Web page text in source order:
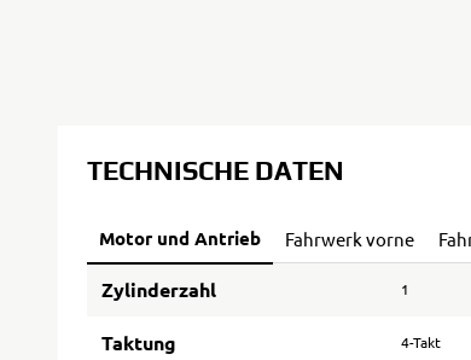
TECHNISCHE DATEN
Motor und Antrieb Fahrwerk vorne
Zylinderzahl 1
Taktung 4-Takt